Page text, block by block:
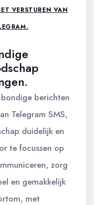
VERSTUREN VAN
berichten
Telegram SMS,
duidelijk en
te focussen op
zorg
en gemakkelijk
met